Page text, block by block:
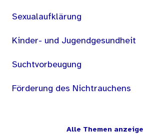
Sexualaufklärung
Kinder- und Jugendgesundheit
Suchtvorbeugung
Förderung des Nichtrauchens
Alle Themen